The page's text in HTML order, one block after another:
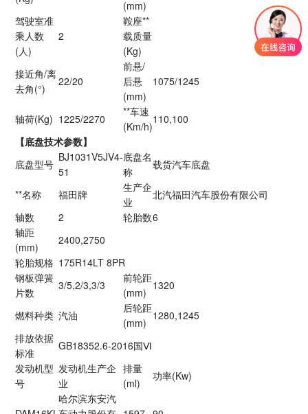
(mm)
驾驶室准
乘人数
(人)
2
鞍座**
载质量
(Kg)
接近角/离
去角(°)
22/20
前悬/
后悬
(mm)
1075/1245
轴荷(Kg) 1225/2270
**车速
(Km/h)
110,100
【底盘技术参数】
底盘型号
BJ1031V5JV4-
51
底盘名
称
载货汽车底盘
**名称 福田牌
生产企
业
北汽福田汽车股份有限公司
轴数
2 轮胎数6
轴距
(mm)
2400,2750
轮胎规格 175R14LT 8PR
钢板弹簧
片数
3/5,2/3,3/3
前轮距
(mm)
1320
燃料种类 汽油
后轮距
(mm)
1280,1245
排放依据
标准
GB18352.6-2016国Ⅵ
发动机型
号
发动机生产企
业
排量
(ml)
功率(Kw)
哈尔滨东安汽